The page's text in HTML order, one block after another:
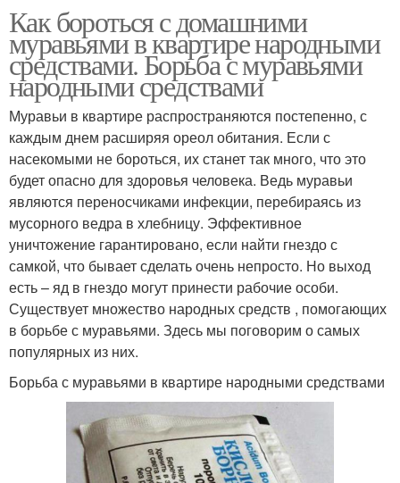
Как бороться с домашними
муравьями в квартире народными
средствами. Борьба с муравьями
народными средствами
Муравьи в квартире распространяются постепенно, с
каждым днем расширяя ореол обитания. Если с
насекомыми не бороться, их станет так много, что это
будет опасно для здоровья человека. Ведь муравьи
являются переносчиками инфекции, перебираясь из
мусорного ведра в хлебницу. Эффективное
уничтожение гарантировано, если найти гнездо с
самкой, что бывает сделать очень непросто. Но выход
есть – яд в гнездо могут принести рабочие особи.
Существует множество народных средств , помогающих
в борьбе с муравьями. Здесь мы поговорим о самых
популярных из них.
Борьба с муравьями в квартире народными средствами